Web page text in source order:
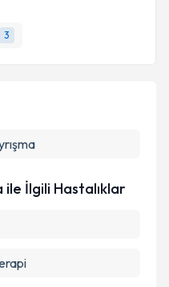
3
ile İlgili Hastalıklar